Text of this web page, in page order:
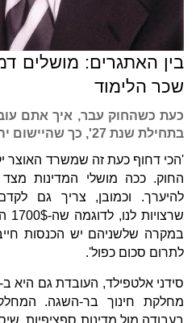
בין האתגרים: מושלים
שכר הלימוד
כעת כשהחוק עבר, איך אתם
בתחילת שנת 27', כך שהיישום יהיה מיטבי?
'הכי דחוף כעת זה שמשרד האוצר
החוק. ככה מושלי המדינות
להיערך. וכמובן, צריך גם
במקרה שלשניהם יש הכנסות
לתרום סכום כפול'.
מחלקת חינוך בר-השגה.